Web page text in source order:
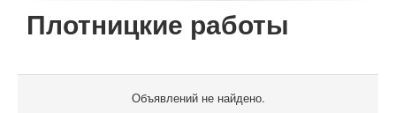
Плотницкие работы
Объявлений не найдено.